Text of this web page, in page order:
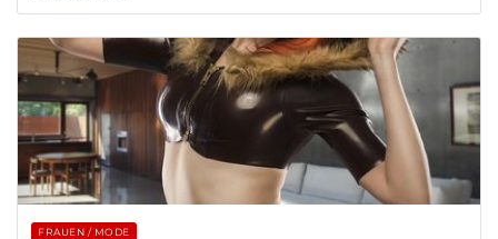
FRAUEN / MODE